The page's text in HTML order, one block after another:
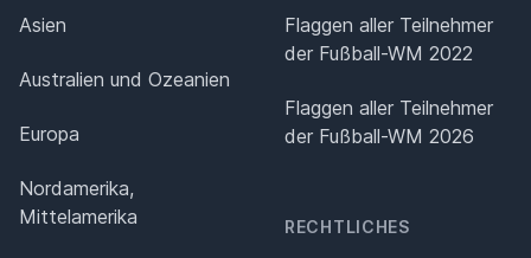
Asien
Australien und Ozeanien
Europa
Nordamerika,
Mittelamerika
Flaggen aller Teilnehmer
der Fußball-WM 2022
Flaggen aller Teilnehmer
der Fußball-WM 2026
RECHTLICHES